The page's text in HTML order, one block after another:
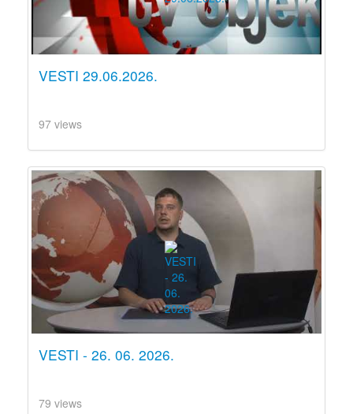
VESTI 29.06.2026.
97 views
VESTI - 26. 06. 2026.
79 views